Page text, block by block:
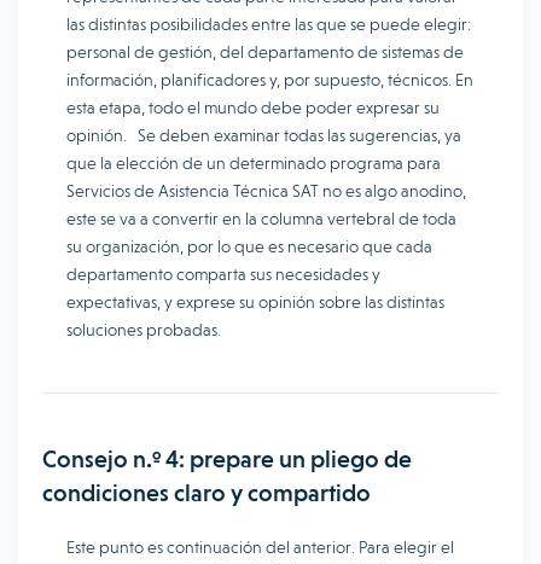
las distintas posibilidades entre las que se puede elegir:
personal de gestión, del departamento de sistemas de
información, planificadores y, por supuesto, técnicos. En
esta etapa, todo el mundo debe poder expresar su
opinión. Se deben examinar todas las sugerencias, ya
que la elección de un determinado programa para
Servicios de Asistencia Técnica SAT no es algo anodino,
este se va a convertir en la columna vertebral de toda
su organización, por lo que es necesario que cada
departamento comparta sus necesidades y
expectativas, y exprese su opinión sobre las distintas
soluciones probadas.
Consejo n.º 4: prepare un pliego de
condiciones claro y compartido
Este punto es continuación del anterior. Para elegir el